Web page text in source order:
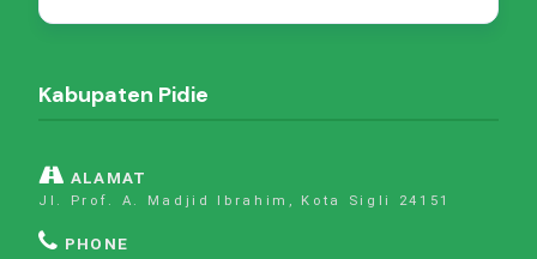
Kabupaten Pidie
ALAMAT
Jl. Prof. A. Madjid Ibrahim, Kota Sigli 24151
PHONE